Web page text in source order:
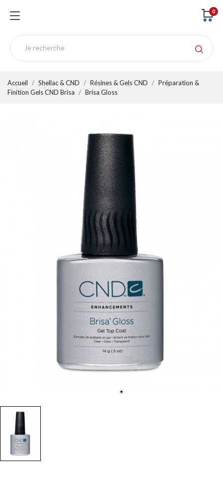
0
Accueil Shellac & CND Résines & Gels CND
Préparation &
Finition Gels CND Brisa
Brisa Gloss